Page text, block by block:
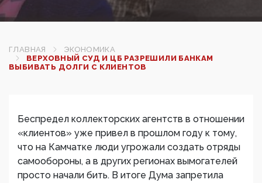
ГЛАВНАЯ
ЭКОНОМИКА
ВЕРХОВНЫЙ СУД И ЦБ РАЗРЕШИЛИ БАНКАМ
ВЫБИВАТЬ ДОЛГИ С КЛИЕНТОВ
Беспредел коллекторских агентств в отношении
«клиентов» уже привел в прошлом году к тому,
что на Камчатке люди угрожали создать отряды
самообороны, а в других регионах вымогателей
просто начали бить. В итоге Дума запретила